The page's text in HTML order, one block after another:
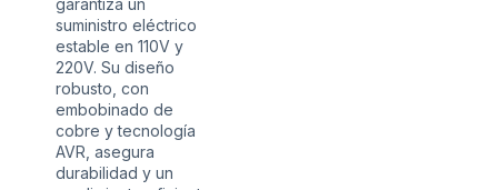
suministro eléctrico
estable en 110V y
220V. Su diseño
robusto, con
embobinado de
cobre y tecnología
AVR, asegura
durabilidad y un